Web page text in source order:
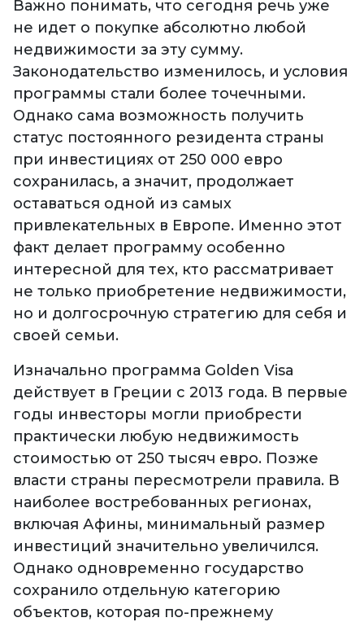
Важно понимать, что сегодня речь уже
не идет о покупке абсолютно любой
недвижимости за эту сумму.
Законодательство изменилось, и условия
программы стали более точечными.
Однако сама возможность получить
статус постоянного резидента страны
при инвестициях от 250 000 евро
сохранилась, а значит, продолжает
оставаться одной из самых
привлекательных в Европе. Именно этот
факт делает программу особенно
интересной для тех, кто рассматривает
не только приобретение недвижимости,
но и долгосрочную стратегию для себя и
своей семьи.
Изначально программа Golden Visa
действует в Греции с 2013 года. В первые
годы инвесторы могли приобрести
практически любую недвижимость
стоимостью от 250 тысяч евро. Позже
власти страны пересмотрели правила. В
наиболее востребованных регионах,
включая Афины, минимальный размер
инвестиций значительно увеличился.
Однако одновременно государство
сохранило отдельную категорию
объектов, которая по-прежнему